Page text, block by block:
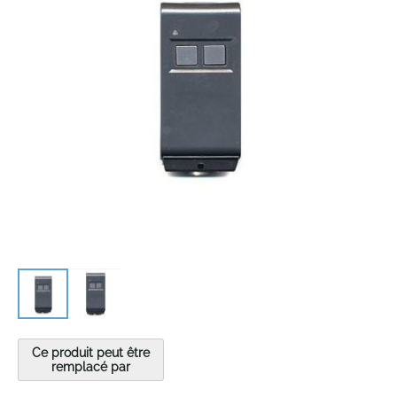
beginning
Ce produit peut être
remplacé par